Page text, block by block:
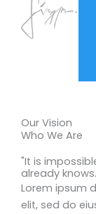
Our Vision
Who We Are
"It is
already
Lorem ipsum
elit, sed do